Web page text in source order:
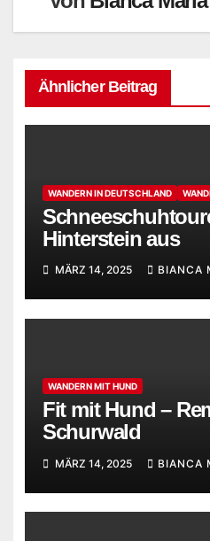
Ähnlicher Beitrag
WANDERN IN DEUTSCHLAND
Hinterstein aus
MÄRZ 14, 2025 BIANCA
WANDERN MIT HUND
Fit mit Hund –
Schurwald
MÄRZ 14, 2025 BIANCA